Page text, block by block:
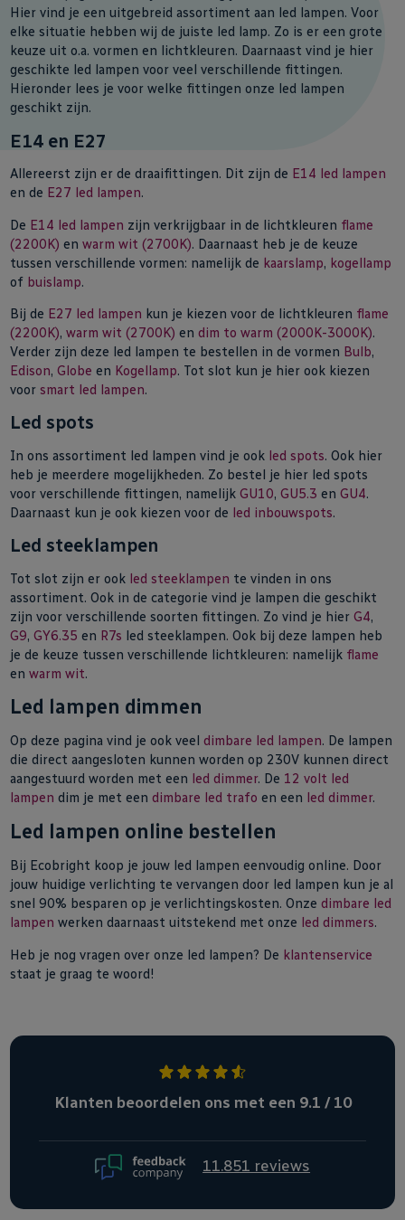
Hier vind je een uitgebreid assortiment aan led lampen. Voor
elke situatie hebben wij de juiste led lamp. Zo is er een grote
keuze uit o.a. vormen en lichtkleuren. Daarnaast vind je hier
geschikte led lampen voor veel verschillende fittingen.
Hieronder lees je voor welke fittingen onze led lampen
geschikt zijn.
E14 en E27
Allereerst zijn er de draaifittingen. Dit zijn de E14 led lampen
en de E27 led lampen.
De E14 led lampen zijn verkrijgbaar in de lichtkleuren flame
(2200K) en warm wit (2700K). Daarnaast heb je de keuze
tussen verschillende vormen: namelijk de kaarslamp, kogellamp
of buislamp.
Bij de E27 led lampen kun je kiezen voor de lichtkleuren flame
(2200K), warm wit (2700K) en dim to warm (2000K-3000K).
Verder zijn deze led lampen te bestellen in de vormen Bulb,
Edison, Globe en Kogellamp. Tot slot kun je hier ook kiezen
voor smart led lampen.
Led spots
In ons assortiment led lampen vind je ook led spots. Ook hier
heb je meerdere mogelijkheden. Zo bestel je hier led spots
voor verschillende fittingen, namelijk GU10, GU5.3 en GU4.
Daarnaast kun je ook kiezen voor de led inbouwspots.
Led steeklampen
Tot slot zijn er ook led steeklampen te vinden in ons
assortiment. Ook in de categorie vind je lampen die geschikt
zijn voor verschillende soorten fittingen. Zo vind je hier G4,
G9, GY6.35 en R7s led steeklampen. Ook bij deze lampen heb
je de keuze tussen verschillende lichtkleuren: namelijk flame
en warm wit.
Led lampen dimmen
Op deze pagina vind je ook veel dimbare led lampen. De lampen
die direct aangesloten kunnen worden op 230V kunnen direct
aangestuurd worden met een led dimmer. De 12 volt led
lampen dim je met een dimbare led trafo en een led dimmer.
Led lampen online bestellen
Bij Ecobright koop je jouw led lampen eenvoudig online. Door
jouw huidige verlichting te vervangen door led lampen kun je al
snel 90% besparen op je verlichtingskosten. Onze dimbare led
lampen werken daarnaast uitstekend met onze led dimmers.
Heb je nog vragen over onze led lampen? De klantenservice
staat je graag te woord!
Klanten beoordelen ons met een 9.1 / 10
11.851 reviews